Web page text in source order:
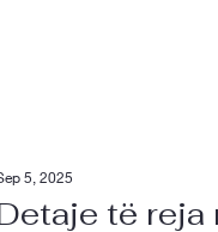
të reja
5, 2025